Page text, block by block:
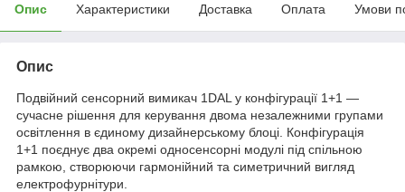
Опис Характеристики Доставка Оплата Умови
Опис
Подвійний сенсорний вимикач 1DAL у конфігурації 1+1 —
сучасне рішення для керування двома незалежними групами
освітлення в єдиному дизайнерському блоці. Конфігурація
1+1 поєднує два окремі односенсорні модулі під спільною
рамкою, створюючи гармонійний та симетричний вигляд
електрофурнітури.